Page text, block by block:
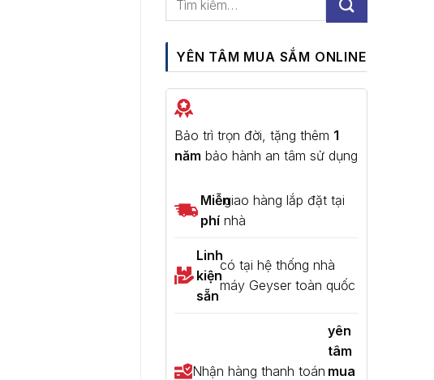
YÊN TÂM MUA SẮM ONLINE
Bảo trì trọn đời, tặng thêm 1
năm bảo hành an tâm sử dụng
Miễn
phí
giao hàng lắp đặt tại
nhà
Linh
kiện
sẵn
có tại hệ thống nhà
máy Geyser toàn quốc
Nhận hàng thanh toán
yên
tâm
mua